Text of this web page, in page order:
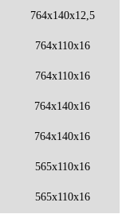
764x140x12,5
764x110x16
764x110x16
764x140x16
764x140x16
565x110x16
565x110x16